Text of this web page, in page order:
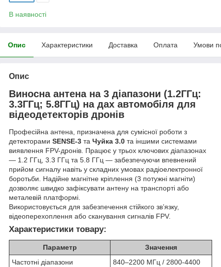
В наявності
Опис Характеристики Доставка Оплата Умови
Опис
Виносна антена на 3 діапазони (1.2ГГц:
3.3ГГц; 5.8ГГц) на дах автомобіля для
відеодетекторів дронів
Професійна антена, призначена для сумісної роботи з
детекторами SENSE-3 та Чуйка 3.0 та іншими системами
виявлення FPV-дронів. Працює у трьох ключових діапазонах
— 1.2 ГГц, 3.3 ГГц та 5.8 ГГц — забезпечуючи впевнений
прийом сигналу навіть у складних умовах радіоелектронної
боротьби. Надійне магнітне кріплення (3 потужні магніти)
дозволяє швидко зафіксувати антену на транспорті або
металевій платформі.
Використовується для забезпечення стійкого зв’язку,
відеоперехоплення або сканування сигналів FPV.
Характеристики товару:
Параметр
Значення
Частотні діапазони
840–2200 МГц / 2800-4400